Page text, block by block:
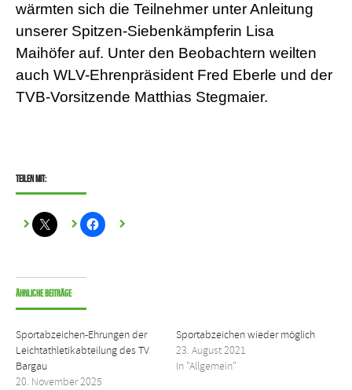
wärmten sich die Teilnehmer unter Anleitung
unserer Spitzen-Siebenkämpferin Lisa
Maihöfer auf. Unter den Beobachtern weilten
auch WLV-Ehrenpräsident Fred Eberle und der
TVB-Vorsitzende Matthias Stegmaier.
Teilen mit:
Ähnliche Beiträge
Sportabzeichen-Ehrungen der
Leichtathletikabteilung des TV
Bargau
20. November 2025
Sportabzeichen wieder möglich
23. August 2021
In "Allgemein"